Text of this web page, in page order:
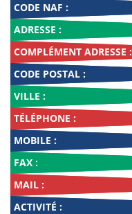
CODE NAF :
ADRESSE :
COMPLÉMENT ADRESSE :
CODE POSTAL :
VILLE :
TÉLÉPHONE :
MOBILE :
FAX :
MAIL :
ACTIVITÉ :